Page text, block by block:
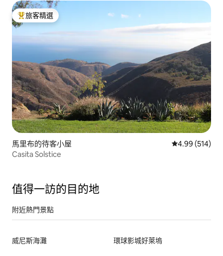
旅客精選榜首
旅客精選
馬里布的待客小屋 從 514 則評價
4.99 (514)
Casita Solstice
值得一訪的目的地
附近熱門景點
威尼斯海灘 環球影城好萊塢